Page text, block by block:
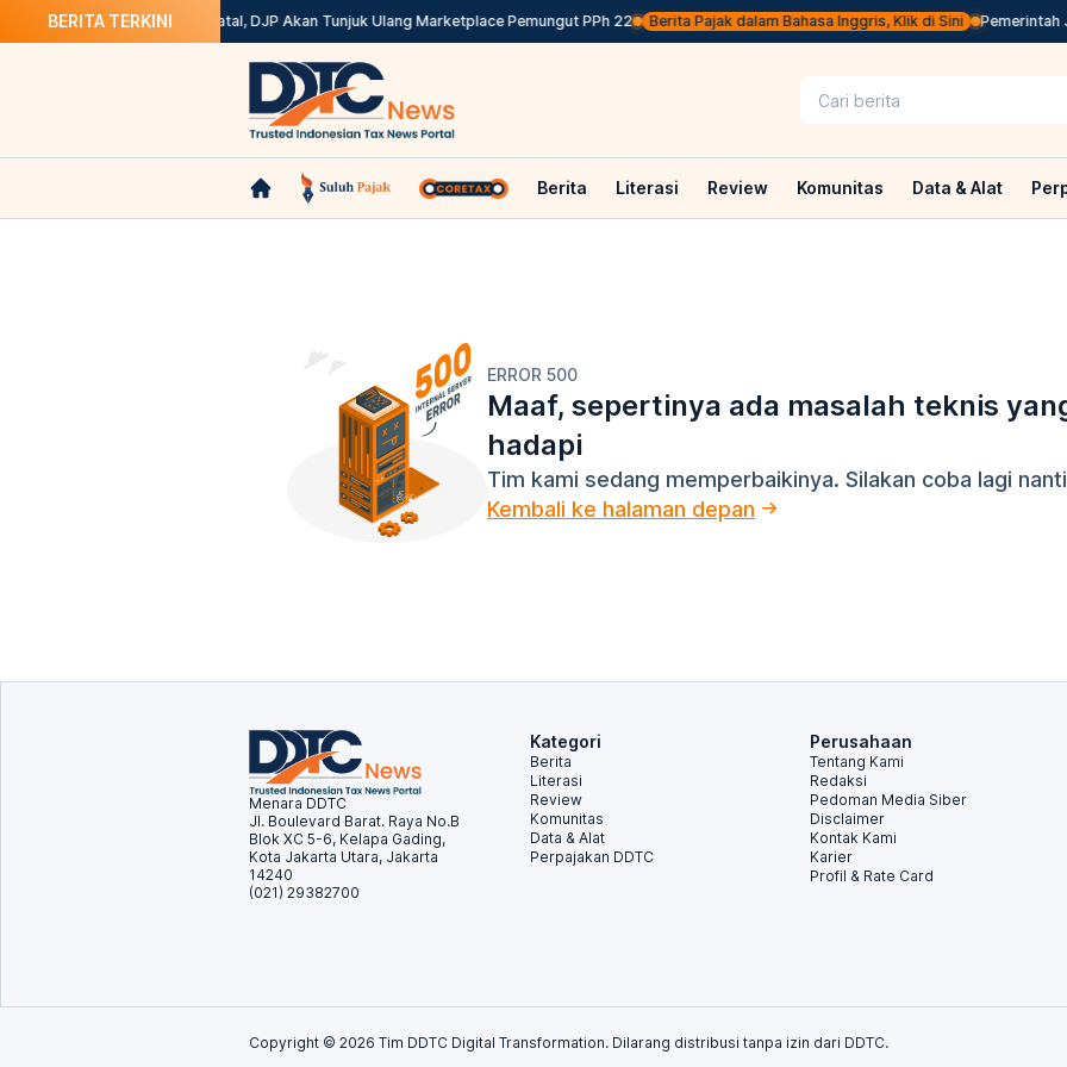
BERITA TERKINI
Ini Solusinya Kepdirjen Batal, DJP Akan Tunjuk Ulang Marketplace Pemungut PPh 22 Berita Pajak dalam Bahasa Inggris, Klik di Sini Pemerintah
Berita Literasi Review Komunitas Data & Alat
ERROR 500
Maaf, sepertinya ada masalah teknis
hadapi
Tim kami sedang memperbaikinya. Silakan coba lagi
Kembali ke halaman depan
Menara DDTC
Jl. Boulevard Barat. Raya No.B
Blok XC 5-6, Kelapa Gading,
Kota Jakarta Utara, Jakarta
14240
(021) 29382700
Kategori
Berita
Literasi
Review
Komunitas
Data & Alat
Perpajakan DDTC
Perusahaan
Tentang Kami
Redaksi
Pedoman Media Siber
Disclaimer
Kontak Kami
Karier
Profil & Rate Card
Copyright © 2026 Tim DDTC Digital Transformation. Dilarang distribusi tanpa izin dari DDTC.